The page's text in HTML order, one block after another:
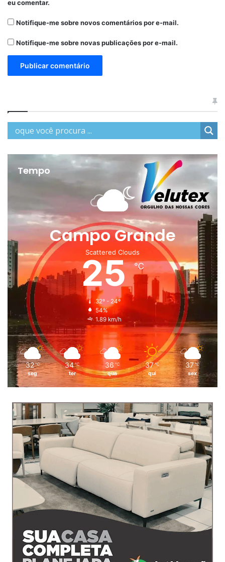
eu comentar.
Notifique-me sobre novos comentários por e-mail.
Notifique-me sobre novas publicações por e-mail.
Tempo
Campo Grande
Scattered Clouds
25℃
32º - 24º
54%
1.89 km/h
32 ℃
seg
34 ℃
ter
36 ℃
qua
37 ℃
qui
37 ℃
sex